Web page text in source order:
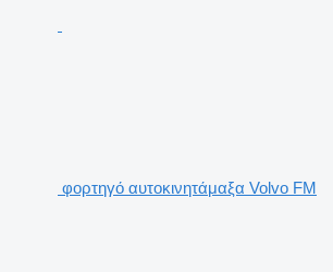
φορτηγό αυτοκινητάμαξα Volvo FM